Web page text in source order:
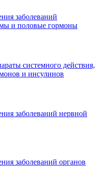
заболеваний
и половые гормоны
системного действия,
и инсулинов
заболеваний нервной
заболеваний органов